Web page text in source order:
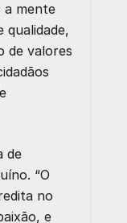
a mente
qualidade,
de valores
de
“O
no
e